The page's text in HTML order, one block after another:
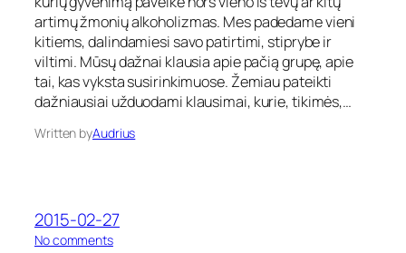
g
r
u
p
ė
s
artimų žmonių alkoholizmas. Mes padedame vieni
kitiems, dalindamiesi savo patirtimi, stiprybe ir
viltimi. Mūsų dažnai klausia apie pačią grupę, apie
tai, kas vyksta susirinkimuose. Žemiau pateikti
dažniausiai užduodami klausimai, kurie, tikimės,…
Written byAudrius
2015-02-27
No commentso